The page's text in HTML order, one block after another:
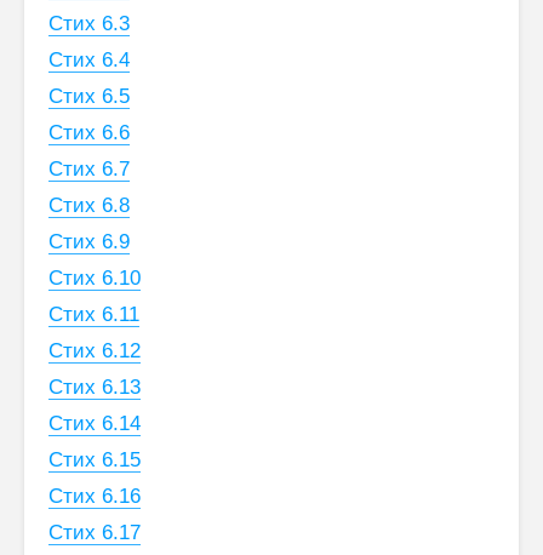
Стих 6.3
Стих 6.4
Стих 6.5
Стих 6.6
Стих 6.7
Стих 6.8
Стих 6.9
Стих 6.10
Стих 6.11
Стих 6.12
Стих 6.13
Стих 6.14
Стих 6.15
Стих 6.16
Стих 6.17